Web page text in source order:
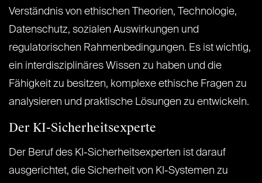
Verständnis von ethischen Theorien, Technologie,
Datenschutz, sozialen Auswirkungen und
regulatorischen Rahmenbedingungen. Es ist wichtig,
ein interdisziplinäres Wissen zu haben und die
Fähigkeit zu besitzen, komplexe ethische Fragen zu
analysieren und praktische Lösungen zu entwickeln.
Der KI-Sicherheitsexperte
Der Beruf des KI-Sicherheitsexperten ist darauf
ausgerichtet, die Sicherheit von KI-Systemen zu